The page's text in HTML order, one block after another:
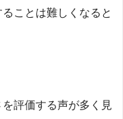
ことは難しくなると
評価する声が多く見